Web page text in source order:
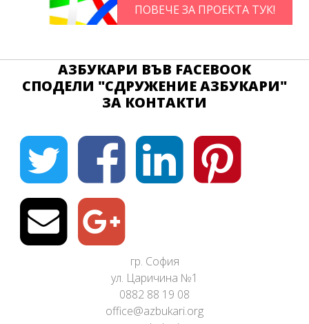
ПОВЕЧЕ ЗА ПРОЕКТА ТУК!
АЗБУКАРИ ВЪВ FACEBOOK
СПОДЕЛИ "СДРУЖЕНИЕ АЗБУКАРИ"
ЗА КОНТАКТИ
гр. София
ул. Царичина №1
0882 88 19 08
office@azbukari.org